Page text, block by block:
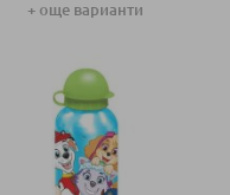
+ още варианти